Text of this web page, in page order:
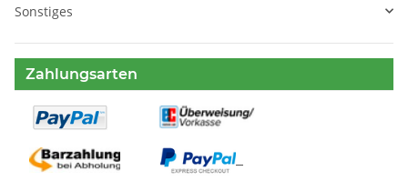
Sonstiges
Zahlungsarten